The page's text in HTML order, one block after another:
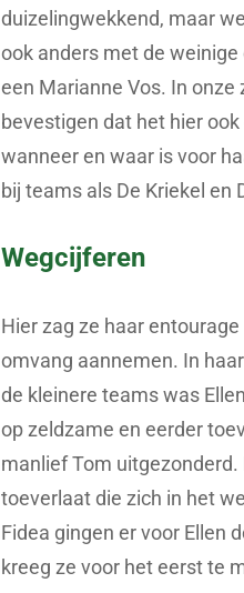
duizelingwekkend, maar
ook anders met de
een Marianne Vos. In onze
bevestigen dat het hier
wanneer en waar is voor
bij teams als De Kriekel en
Wegcijferen
Hier zag ze haar
omvang aannemen. In
de kleinere teams was
op zeldzame en eerder
manlief Tom uitgezonderd.
toeverlaat die zich in het
Fidea gingen er voor Ellen
kreeg ze voor het eerst te